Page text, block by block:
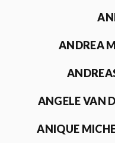
ANDREA
ANGELE VAN
ANIQUE